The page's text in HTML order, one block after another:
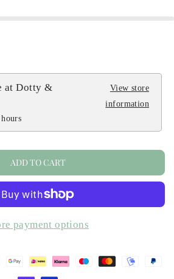
atDotty &
View store
information
ADD TO CART
payment options